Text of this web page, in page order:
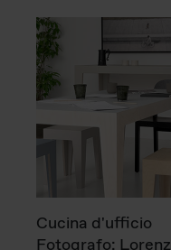
Cucina d'ufficio
Fotografo: Lorenz